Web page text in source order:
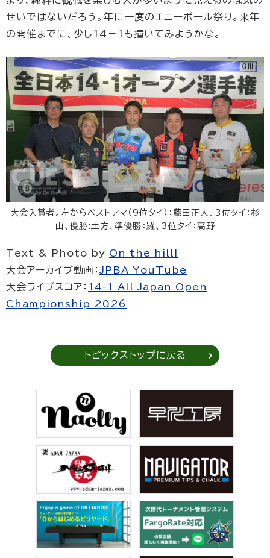
せいではないだろう。年に一度のエニーボール祭り。来年
の開催までに、少し14－1も撞いてみようかな。
大会入賞者。左からベストアマ（9位タイ）：藤田正人、3位タイ：杉
山、優勝:土方、準優勝：羅、3位タイ：高野
Text & Photo by On the hill!
大会アーカイブ動画： JPBA YouTube
大会ライブスコア： 14-1 All Japan Open
Championship 2026
トピックストップに戻る